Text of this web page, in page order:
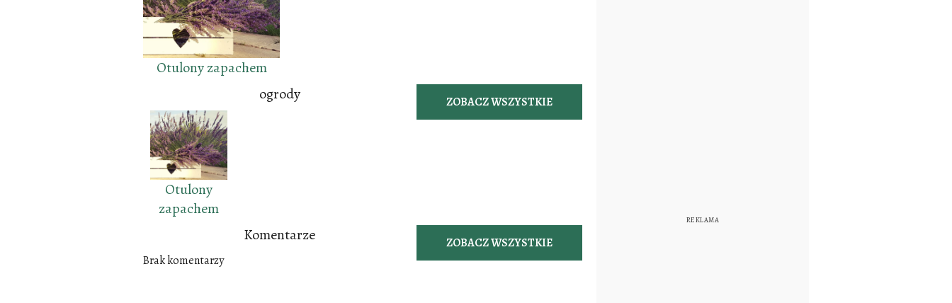
Otulony zapachem
ZOBACZ WSZYSTKIE
ogrody
Otulony
zapachem
ZOBACZ WSZYSTKIE
Komentarze
Brak komentarzy